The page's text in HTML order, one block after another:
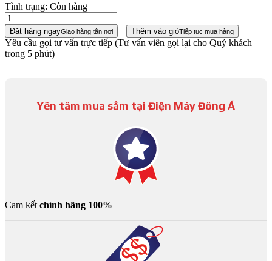
Tình trạng: Còn hàng
Đặt hàng ngayGiao hàng tận nơi Thêm vào giỏTiếp tục mua hàng
Yêu cầu gọi tư vấn trực tiếp (Tư vấn viên gọi lại cho Quý khách
trong 5 phút)
Yên tâm mua sắm tại Điện Máy Đông Á
Cam kết chính hãng 100%